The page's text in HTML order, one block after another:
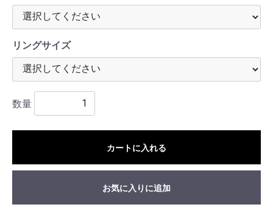
リングサイズ
数量
カートに入れる
お気に入りに追加